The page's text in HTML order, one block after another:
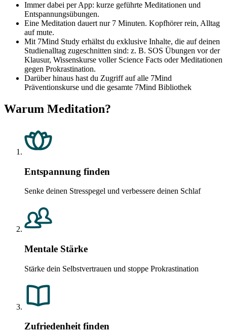
Immer dabei per App: kurze geführte Meditationen und
Entspannungsübungen.
Eine Meditation dauert nur 7 Minuten. Kopfhörer rein, Alltag
auf mute.
Mit 7Mind Study erhältst du exklusive Inhalte, die auf deinen
Studienalltag zugeschnitten sind: z. B. SOS Übungen vor der
Klausur, Wissenskurse voller Science Facts oder Meditationen
gegen Prokrastination.
Darüber hinaus hast du Zugriff auf alle 7Mind
Präventionskurse und die gesamte 7Mind Bibliothek
Warum Meditation?
Entspannung finden
Senke deinen Stresspegel und verbessere deinen Schlaf
Mentale Stärke
Stärke dein Selbstvertrauen und stoppe Prokrastination
Zufriedenheit finden